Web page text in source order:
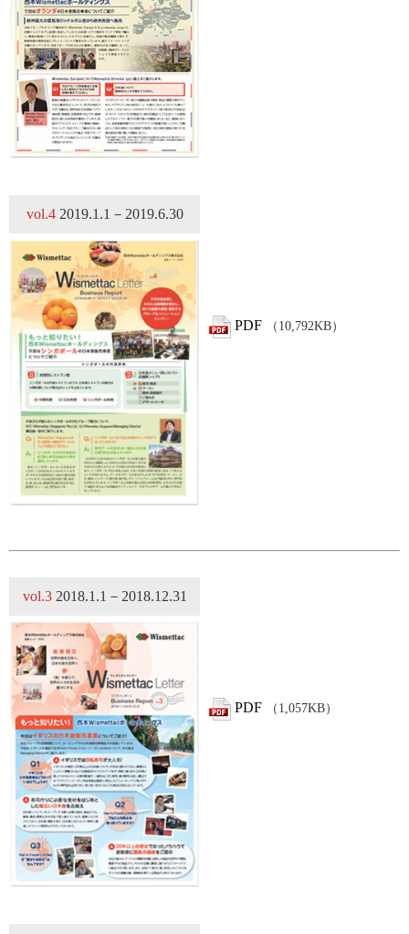
vol.4 2019.1.1－2019.6.30
PDF （10,792KB）
vol.3 2018.1.1－2018.12.31
PDF （1,057KB）